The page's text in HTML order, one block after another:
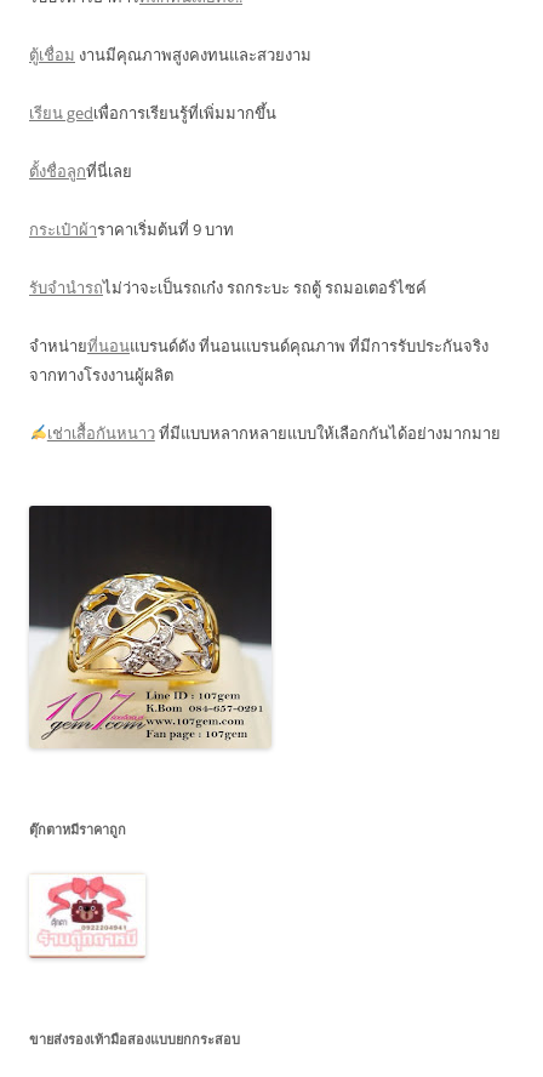
ตู้เชื่อม งานมีคุณภาพสูงคงทนและสวยงาม
เรียน gedเพื่อการเรียนรู้ที่เพิ่มมากขึ้น
ตั้งชื่อลูกที่นี่เลย
กระเป๋าผ้าราคาเริ่มต้นที่ 9 บาท
รับจำนำรถไม่ว่าจะเป็นรถเก๋ง รถกระบะ รถตู้ รถมอเตอร์ไซค์
จำหน่ายที่นอนแบรนด์ดัง ที่นอนแบรนด์คุณภาพ ที่มีการรับประกันจริง
จากทางโรงงานผู้ผลิต
เช่าเสื้อกันหนาวที่มีแบบหลากหลายแบบให้เลือกกันได้อย่างมากมาย
ตุ๊กตาหมีราคาถูก
ขายส่งรองเท้ามือสองแบบยกกระสอบ